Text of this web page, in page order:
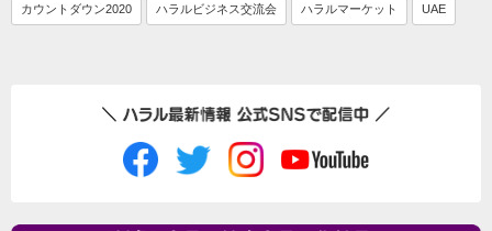
カウントダウン2020 ハラルビジネス交流会 ハラルマーケット UAE